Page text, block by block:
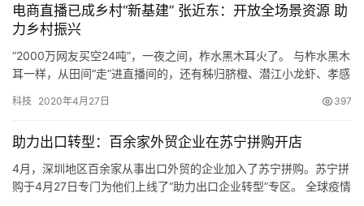
电商直播已成乡村“新基建” 张近东：开放全场景资源 助
力乡村振兴
“2000万网友买空24吨”，一夜之间，柞水黑木耳火了。 与柞水黑木
耳一样，从田间“走”进直播间的，还有秭归脐橙、潜江小龙虾、孝感
商平台直播形态的加入…
科技 2020年4月27日 397
助力出口转型：百余家外贸企业在苏宁拼购开店
4月，深圳地区百余家从事出口外贸的企业加入了苏宁拼购。苏宁拼
购于4月27日专门为他们上线了“助力出口企业转型”专区。 全球疫情